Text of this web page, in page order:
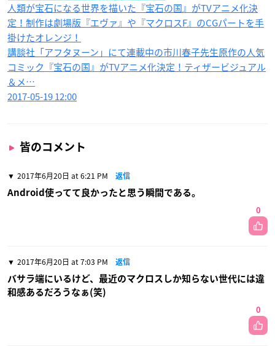
人類が宝石になる世界を描いた『宝石の国』がTVアニメ化決
定！制作は劇場版『エヴァ』や『マクロスF』のCGパートを手
掛けたオレンジ！
講談社「アフタヌーン」にて連載中の市川春子先生原作の人気
コミック『宝石の国』がTVアニメ化決定！ティザービジュアル
＆メ…
2017-05-19 12:00
皆のコメント
2017年6月20日 at 6:21 PM 返信
Android使ってて良かったと思う瞬間である。
0
2017年6月20日 at 7:03 PM 返信
バサラ端にいるけど、最近のマクロスしか知らない世代には違
和感あるだろうなぁ(笑)
0